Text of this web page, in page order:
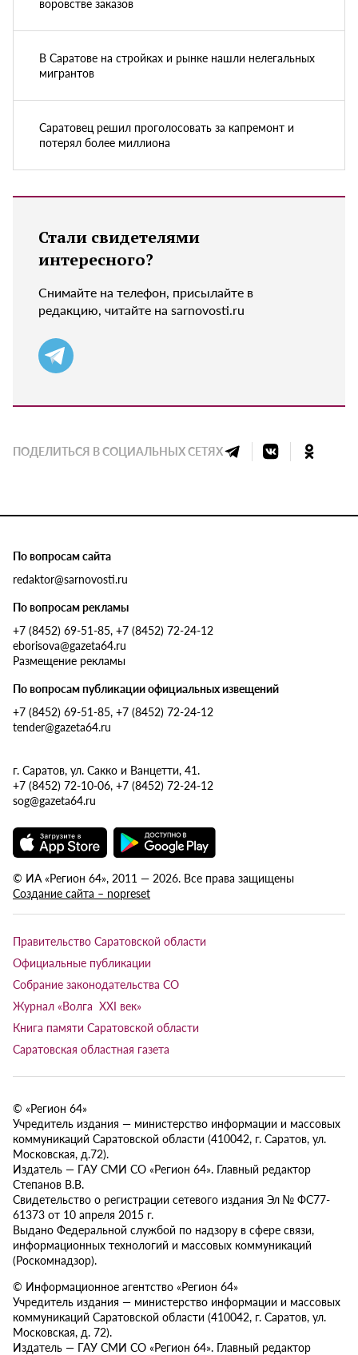
воровстве заказов
В Саратове на стройках и рынке нашли нелегальных
мигрантов
Саратовец решил проголосовать за капремонт и
потерял более миллиона
Стали свидетелями
интересного?
Снимайте на телефон, присылайте в
редакцию, читайте на sarnovosti.ru
ПОДЕЛИТЬСЯ В СОЦИАЛЬНЫХ СЕТЯХ
По вопросам сайта
redaktor@sarnovosti.ru
По вопросам рекламы
+7 (8452) 69-51-85, +7 (8452) 72-24-12
eborisova@gazeta64.ru
Размещение рекламы
По вопросам публикации официальных извещений
+7 (8452) 69-51-85, +7 (8452) 72-24-12
tender@gazeta64.ru
г. Саратов, ул. Сакко и Ванцетти, 41.
+7 (8452) 72-10-06, +7 (8452) 72-24-12
sog@gazeta64.ru
© ИА «Регион 64», 2011 — 2026. Все права защищены
Создание сайта – nopreset
Правительство Саратовской области
Официальные публикации
Собрание законодательства СО
Журнал «Волга XXI век»
Книга памяти Саратовской области
Саратовская областная газета
© «Регион 64»
Учредитель издания — министерство информации и массовых
коммуникаций Саратовской области (410042, г. Саратов, ул.
Московская, д.72).
Издатель — ГАУ СМИ СО «Регион 64». Главный редактор
Степанов В.В.
Свидетельство о регистрации сетевого издания Эл № ФС77-
61373 от 10 апреля 2015 г.
Выдано Федеральной службой по надзору в сфере связи,
информационных технологий и массовых коммуникаций
(Роскомнадзор).
© Информационное агентство «Регион 64»
Учредитель издания — министерство информации и массовых
коммуникаций Саратовской области (410042, г. Саратов, ул.
Московская, д. 72).
Издатель — ГАУ СМИ СО «Регион 64». Главный редактор